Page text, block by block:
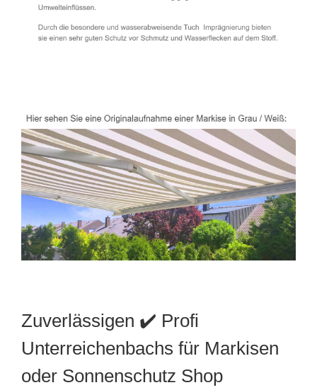
Zuverlässigen ✔️ Profi
Unterreichenbachs für Markisen
oder Sonnenschutz Shop